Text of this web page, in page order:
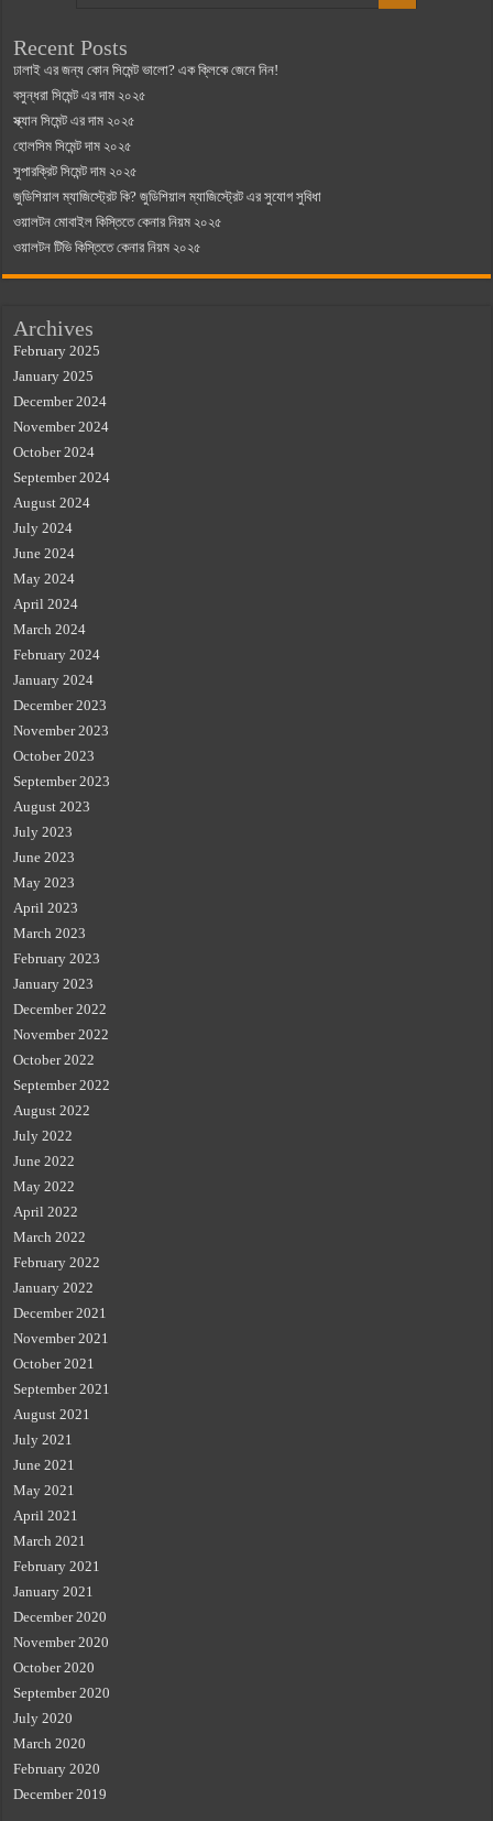
Recent Posts
ঢালাই এর জন্য কোন সিমেন্ট ভালো? এক ক্লিকে জেনে নিন!
বসুন্ধরা সিমেন্ট এর দাম ২০২৫
স্ক্যান সিমেন্ট এর দাম ২০২৫
হোলসিম সিমেন্ট দাম ২০২৫
সুপারক্রিট সিমেন্ট দাম ২০২৫
জুডিশিয়াল ম্যাজিস্ট্রেট কি? জুডিশিয়াল ম্যাজিস্ট্রেট এর সুযোগ সুবিধা
ওয়ালটন মোবাইল কিস্তিতে কেনার নিয়ম ২০২৫
ওয়ালটন টিভি কিস্তিতে কেনার নিয়ম ২০২৫
Archives
February 2025
January 2025
December 2024
November 2024
October 2024
September 2024
August 2024
July 2024
June 2024
May 2024
April 2024
March 2024
February 2024
January 2024
December 2023
November 2023
October 2023
September 2023
August 2023
July 2023
June 2023
May 2023
April 2023
March 2023
February 2023
January 2023
December 2022
November 2022
October 2022
September 2022
August 2022
July 2022
June 2022
May 2022
April 2022
March 2022
February 2022
January 2022
December 2021
November 2021
October 2021
September 2021
August 2021
July 2021
June 2021
May 2021
April 2021
March 2021
February 2021
January 2021
December 2020
November 2020
October 2020
September 2020
July 2020
March 2020
February 2020
December 2019